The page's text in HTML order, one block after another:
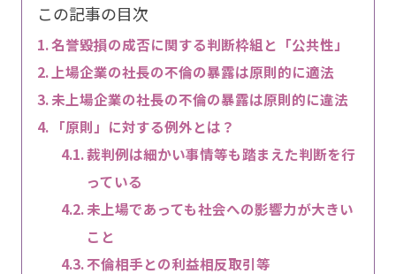
この記事の目次
名誉毀損の成否に関する判断枠組と「公共性」
上場企業の社長の不倫の暴露は原則的に適法
未上場企業の社長の不倫の暴露は原則的に違法
「原則」に対する例外とは？
裁判例は細かい事情等も踏まえた判断を行
っている
未上場であっても社会への影響力が大きい
こと
不倫相手との利益相反取引等